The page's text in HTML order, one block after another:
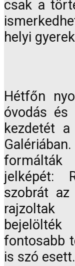
csak a
helyi
Hétfőn
óvodás és
kezdetét
jelképét:
szobrát az
rajzoltak
fontosabb
is szó esett.